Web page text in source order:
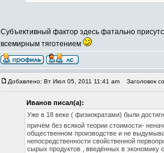
Субъективный фактор здесь фатально
всемирным тяготением
Добавлено: Вт Июл 05, 2011 11:41 am Заголовок
Иванов писал(а):
Уже в 18 веке ( физиократами) были
причём без всякой теории стоимости-
общественном производстве и не
непосредственности свойственной
сырых продуктов , введённых в